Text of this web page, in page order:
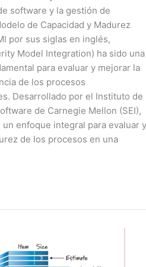
software y la gestión de
de Capacidad y Madurez
por sus siglas en inglés,
Model Integration) ha sido una
para evaluar y mejorar la
de los procesos
Desarrollado por el Instituto de
de Carnegie Mellon (SEI),
un enfoque integral para evaluar y
de los procesos en una